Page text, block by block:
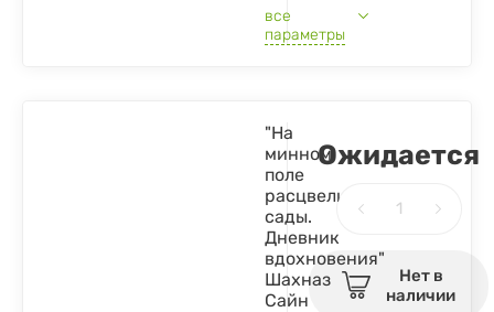
все
параметры
"На
минном
поле
расцвели
сады.
Дневник
вдохновения"
Шахназ
Сайн
Ожидается
Нет в
наличии